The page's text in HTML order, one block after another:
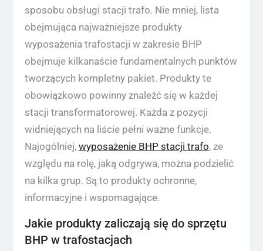
sposobu obsługi stacji trafo. Nie mniej, lista
obejmująca najważniejsze produkty
wyposażenia trafostacji w zakresie BHP
obejmuje kilkanaście fundamentalnych punktów
tworzących kompletny pakiet. Produkty te
obowiązkowo powinny znaleźć się w każdej
stacji transformatorowej. Każda z pozycji
widniejących na liście pełni ważne funkcje.
Najogólniej, wyposażenie BHP stacji trafo, ze
względu na rolę, jaką odgrywa, można podzielić
na kilka grup. Są to produkty ochronne,
informacyjne i wspomagające.
Jakie produkty zaliczają się do sprzętu
BHP w trafostacjach